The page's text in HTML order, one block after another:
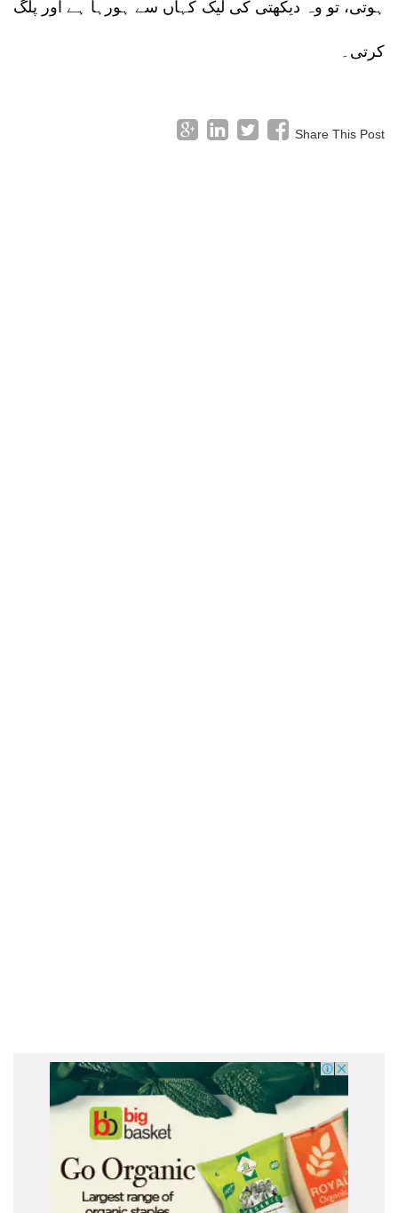
ہوتی، تو وہ دیکھتی کی لیک کہاں سے ہورہا ہے اور پلگ
کرتی۔
Share This Post